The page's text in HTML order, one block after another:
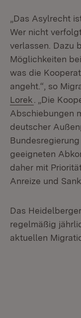
„Das Asylrecht
Wer nicht
verlassen. Dazu
Möglichkeiten
was die
angeht.“, so
Lorek
. „Die
Abschiebungen
deutscher
geeigneten
daher mit
Anreize und
Das
regelmäßig
aktuellen